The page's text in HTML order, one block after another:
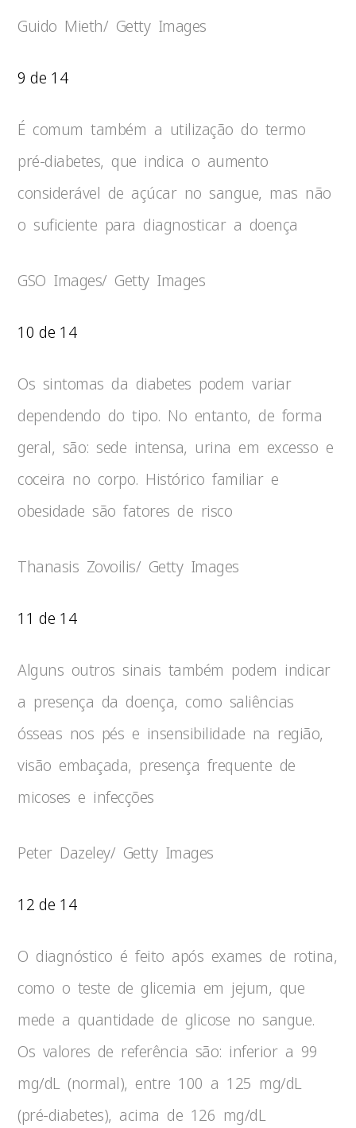
Guido Mieth/ Getty Images
9 de 14
É comum também a utilização do termo
pré-diabetes, que indica o aumento
considerável de açúcar no sangue, mas não
o suficiente para diagnosticar a doença
GSO Images/ Getty Images
10 de 14
Os sintomas da diabetes podem variar
dependendo do tipo. No entanto, de forma
geral, são: sede intensa, urina em excesso e
coceira no corpo. Histórico familiar e
obesidade são fatores de risco
Thanasis Zovoilis/ Getty Images
11 de 14
Alguns outros sinais também podem indicar
a presença da doença, como saliências
ósseas nos pés e insensibilidade na região,
visão embaçada, presença frequente de
micoses e infecções
Peter Dazeley/ Getty Images
12 de 14
O diagnóstico é feito após exames de rotina,
como o teste de glicemia em jejum, que
mede a quantidade de glicose no sangue.
Os valores de referência são: inferior a 99
mg/dL (normal), entre 100 a 125 mg/dL
(pré-diabetes), acima de 126 mg/dL